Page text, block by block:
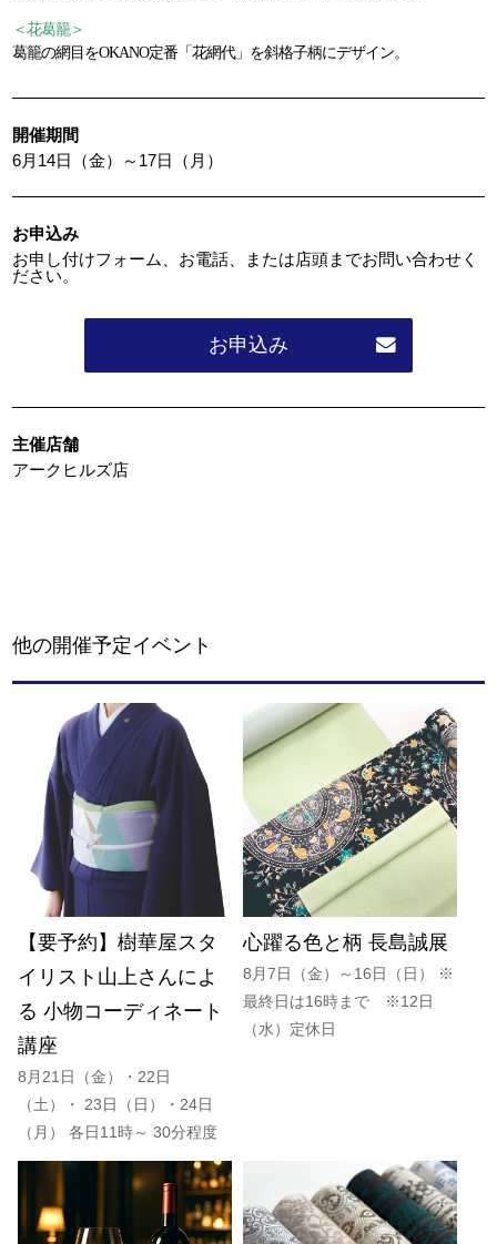
＜花葛籠＞
葛籠の網目をOKANO定番「花網代」を斜格子柄にデザイン。
開催期間
6月14日（金）～17日（月）
お申込み
お申し付けフォーム、お電話、または店頭までお問い合わせく
ださい。
お申込み
主催店舗
アークヒルズ店
他の開催予定イベント
【要予約】樹華屋スタ
イリスト山上さんによ
る 小物コーディネート
講座
8月21日（金）・22日
（土）・ 23日（日）・24日
（月） 各日11時～ 30分程度
心躍る色と柄 長島誠展
8月7日（金）～16日（日） ※
最終日は16時まで ※12日
（水）定休日